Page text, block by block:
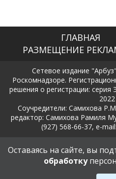
ГЛАВНАЯ
РАЗМЕЩЕНИЕ
Сетевое издание
Роскомнадзоре.
решения о регистрации:
2022
Соучредители: Самихова
редактор: Самихова Рамиля
(927) 568-66-37, e-
Политика в отношении
Оставаясь на сайте, вы
обработку